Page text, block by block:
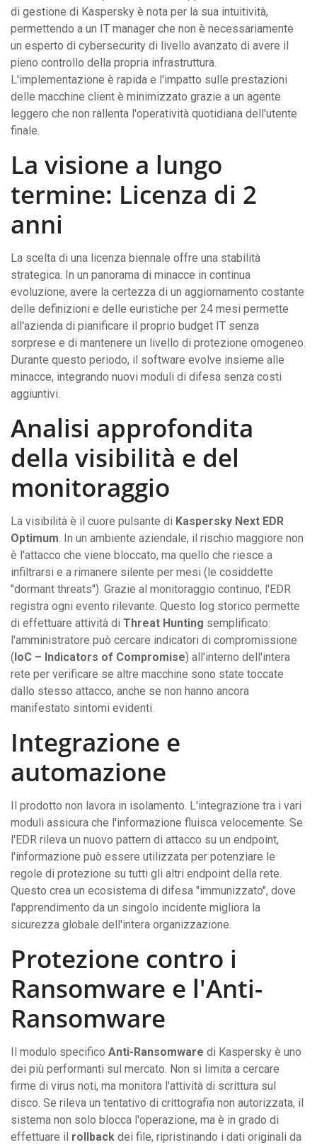
di gestione di Kaspersky è nota per la sua intuitività,
permettendo a un IT manager che non è necessariamente
un esperto di cybersecurity di livello avanzato di avere il
pieno controllo della propria infrastruttura.
L'implementazione è rapida e l'impatto sulle prestazioni
delle macchine client è minimizzato grazie a un agente
leggero che non rallenta l'operatività quotidiana dell'utente
finale.
La visione a lungo
termine: Licenza di 2
anni
La scelta di una licenza biennale offre una stabilità
strategica. In un panorama di minacce in continua
evoluzione, avere la certezza di un aggiornamento costante
delle definizioni e delle euristiche per 24 mesi permette
all'azienda di pianificare il proprio budget IT senza
sorprese e di mantenere un livello di protezione omogeneo.
Durante questo periodo, il software evolve insieme alle
minacce, integrando nuovi moduli di difesa senza costi
aggiuntivi.
Analisi approfondita
della visibilità e del
monitoraggio
La visibilità è il cuore pulsante di Kaspersky Next EDR
Optimum. In un ambiente aziendale, il rischio maggiore non
è l'attacco che viene bloccato, ma quello che riesce a
infiltrarsi e a rimanere silente per mesi (le cosiddette
"dormant threats"). Grazie al monitoraggio continuo, l'EDR
registra ogni evento rilevante. Questo log storico permette
di effettuare attività di Threat Hunting semplificato:
l'amministratore può cercare indicatori di compromissione
(IoC – Indicators of Compromise) all'interno dell'intera
rete per verificare se altre macchine sono state toccate
dallo stesso attacco, anche se non hanno ancora
manifestato sintomi evidenti.
Integrazione e
automazione
Il prodotto non lavora in isolamento. L'integrazione tra i vari
moduli assicura che l'informazione fluisca velocemente. Se
l'EDR rileva un nuovo pattern di attacco su un endpoint,
l'informazione può essere utilizzata per potenziare le
regole di protezione su tutti gli altri endpoint della rete.
Questo crea un ecosistema di difesa "immunizzato", dove
l'apprendimento da un singolo incidente migliora la
sicurezza globale dell'intera organizzazione.
Protezione contro i
Ransomware e l'Anti-
Ransomware
Il modulo specifico Anti-Ransomware di Kaspersky è uno
dei più performanti sul mercato. Non si limita a cercare
firme di virus noti, ma monitora l'attività di scrittura sul
disco. Se rileva un tentativo di crittografia non autorizzata, il
sistema non solo blocca l'operazione, ma è in grado di
effettuare il rollback dei file, ripristinando i dati originali da